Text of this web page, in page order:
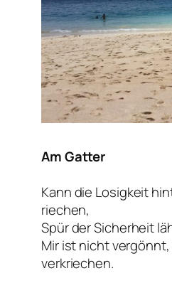
Am Gatter
Kann die Losigkeit
riechen,
Spür der Sicherheit
Mir ist nicht
verkriechen.